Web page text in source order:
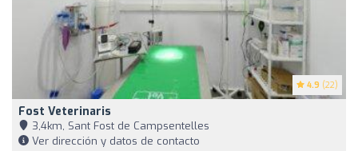
4.9 (22)
Fost Veterinaris
3,4km, Sant Fost de Campsentelles
Ver dirección y datos de contacto